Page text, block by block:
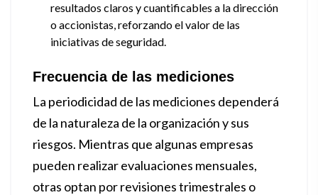
resultados claros y cuantificables a la dirección
o accionistas, reforzando el valor de las
iniciativas de seguridad.
Frecuencia de las mediciones
La periodicidad de las mediciones dependerá
de la naturaleza de la organización y sus
riesgos. Mientras que algunas empresas
pueden realizar evaluaciones mensuales,
otras optan por revisiones trimestrales o